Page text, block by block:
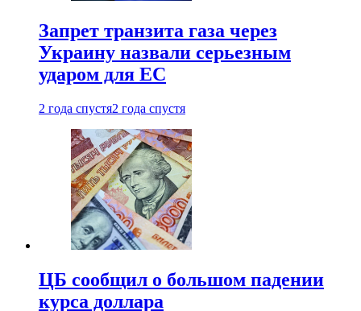
Запрет транзита газа через
Украину назвали серьезным
ударом для ЕС
2 года спустя2 года спустя
ЦБ сообщил о большом падении
курса доллара